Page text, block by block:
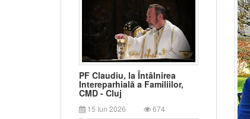
PF Claudiu, la Întâlnirea
Intereparhială a Familiilor,
CMD - Cluj
15 Iun 2026 674